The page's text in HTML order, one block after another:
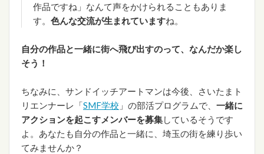
作品ですね」なんて声をかけられることもありま
す。 色んな交流が生まれていますね。
自分の作品と一緒に街へ飛び出すのって、なんだか楽し
そう ！
ちなみに、サンドイッチアートマンは今後、さいたまト
リエンナーレ「SMF学校 」の部活プログラムで、 一緒に
アクションを起こすメンバーを募集しているそうです
よ。あなたも自分の作品と一緒に、埼玉の街を練り歩い
てみませんか？